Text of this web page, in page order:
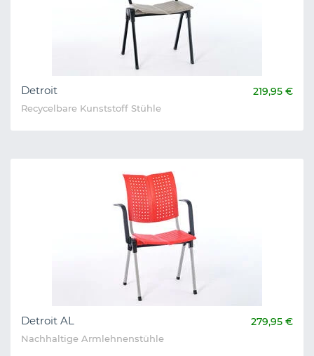
Detroit 219,95 €
Recycelbare Kunststoff Stühle
Detroit AL 279,95 €
Nachhaltige Armlehnenstühle